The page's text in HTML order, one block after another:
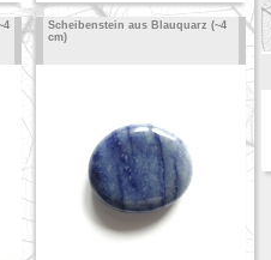
Scheibenstein aus Blauquarz (~4
cm)